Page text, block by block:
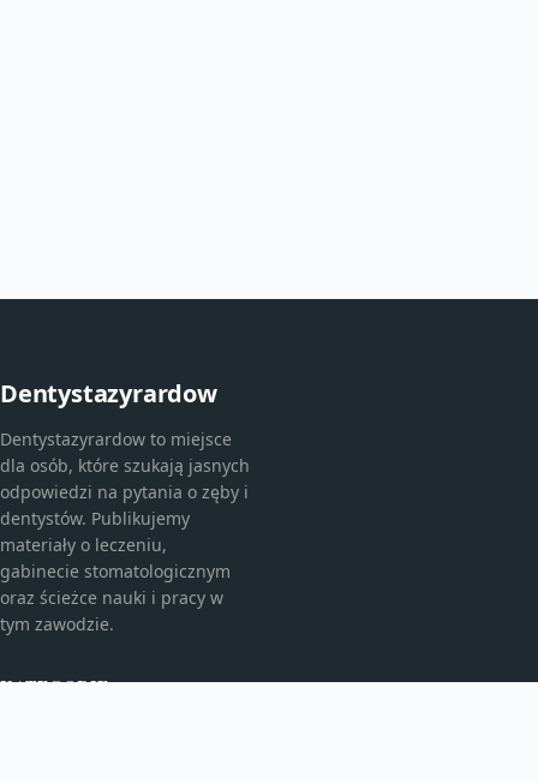
Dentystazyrardow
Dentystazyrardow to miejsce
dla osób, które szukają jasnych
odpowiedzi na pytania o zęby i
dentystów. Publikujemy
materiały o leczeniu,
gabinecie stomatologicznym
oraz ścieżce nauki i pracy w
tym zawodzie.
KATEGORIE